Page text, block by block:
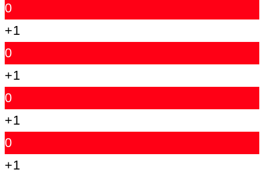
0
+1
0
+1
0
+1
0
+1